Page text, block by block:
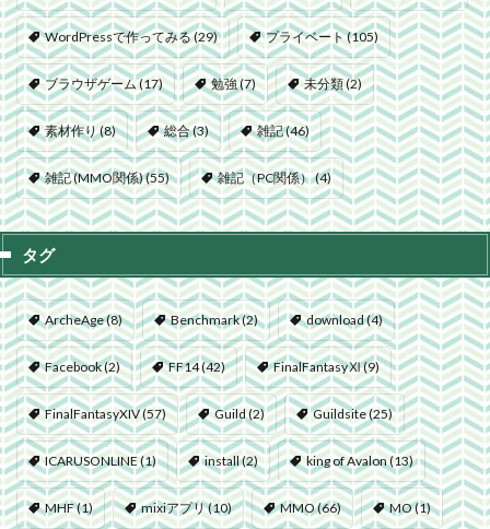
WordPressで作ってみる(29) プライベート(105)
ブラウザゲーム(17) 勉強(7) 未分類(2)
素材作り(8) 総合(3) 雑記(46)
雑記 (MMO関係)(55) 雑記（PC関係）(4)
タグ
ArcheAge(8) Benchmark(2) download(4)
Facebook(2) FF14(42) FinalFantasyⅪ(9)
FinalFantasyXIV(57) Guild(2) Guildsite(25)
ICARUSONLINE(1) install(2) king of Avalon(13)
MHF(1) mixiアプリ(10) MMO(66) MO(1)